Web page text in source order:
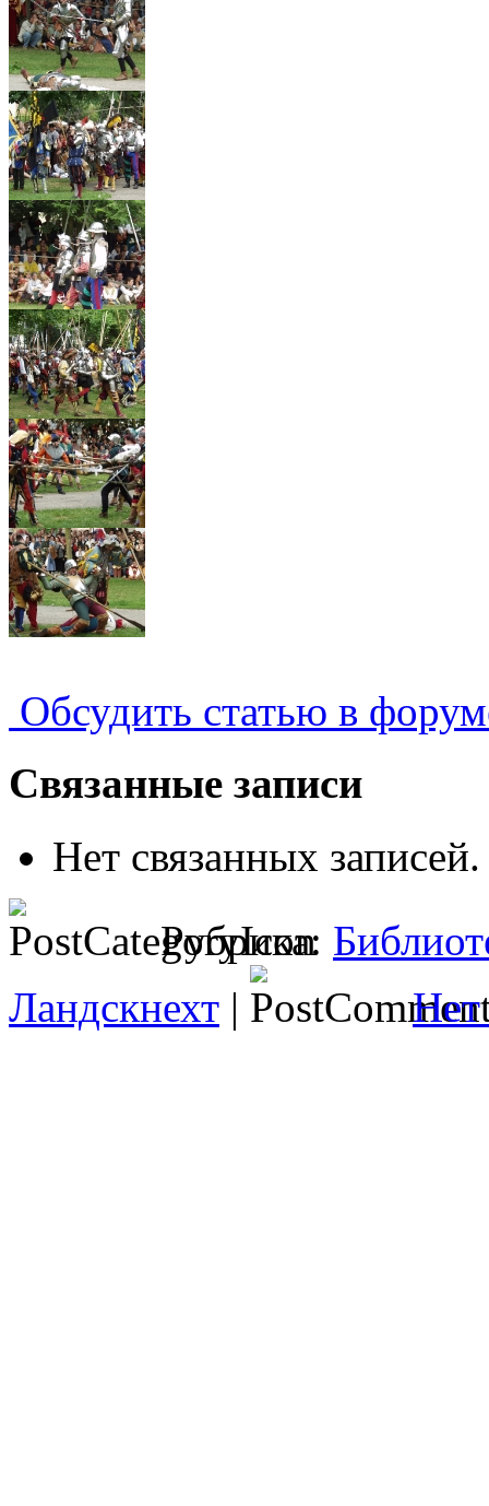
Обсудить статью в
Связанные записи
Нет связанных записей.
Рубрика:
Ландскнехт | Нет